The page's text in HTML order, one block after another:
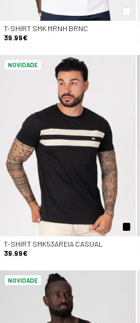
T-SHIRT SMK MRNH BRNC
39.99€
NOVIDADE
T-SHIRT SMK53AREIA CASUAL
39.99€
NOVIDADE